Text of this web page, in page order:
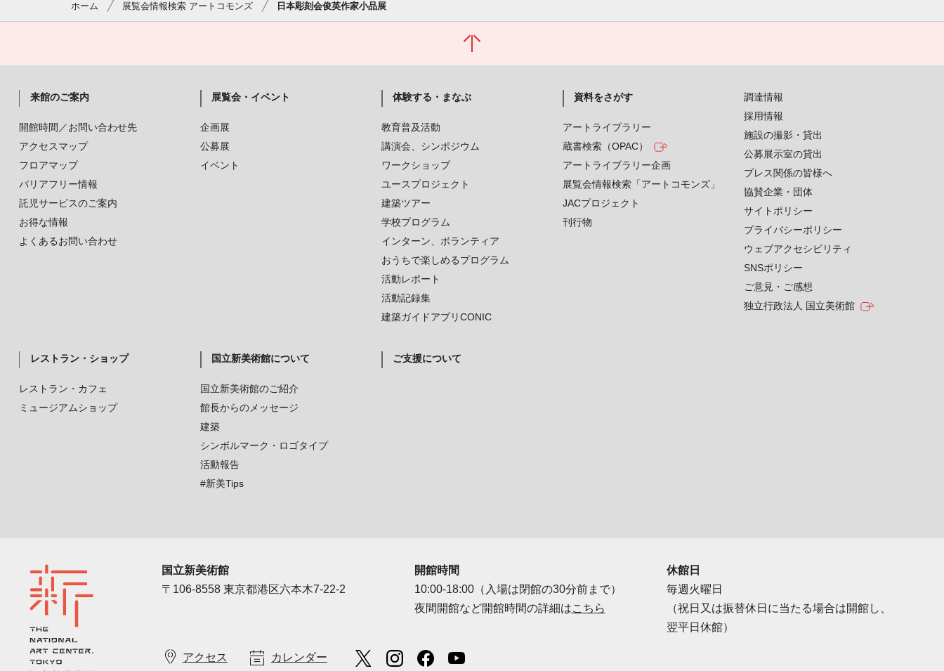
ホーム 展覧会情報検索 アートコモンズ 日本彫刻会俊英作家小品展
来館のご案内
開館時間／お問い合わせ先
アクセスマップ
フロアマップ
バリアフリー情報
託児サービスのご案内
お得な情報
よくあるお問い合わせ
展覧会・イベント
企画展
公募展
イベント
体験する・まなぶ
教育普及活動
講演会、シンポジウム
ワークショップ
ユースプロジェクト
建築ツアー
学校プログラム
インターン、ボランティア
おうちで楽しめるプログラム
活動レポート
活動記録集
建築ガイドアプリCONIC
資料をさがす
アートライブラリー
蔵書検索（OPAC）
アートライブラリー企画
展覧会情報検索「アートコモンズ」
JACプロジェクト
刊行物
レストラン・ショップ
レストラン・カフェ
ミュージアムショップ
国立新美術館について
国立新美術館のご紹介
館長からのメッセージ
建築
シンボルマーク・ロゴタイプ
活動報告
#新美Tips
ご支援について
調達情報
採用情報
施設の撮影・貸出
公募展示室の貸出
プレス関係の皆様へ
協賛企業・団体
サイトポリシー
プライバシーポリシー
ウェブアクセシビリティ
SNSポリシー
ご意見・ご感想
独立行政法人 国立美術館
国立新美術館
〒106-8558 東京都港区六本木7-22-2
開館時間
10:00-18:00（入場は閉館の30分前まで）
夜間開館など開館時間の詳細はこちら
休館日
毎週火曜日
（祝日又は振替休日に当たる場合は開館し、
翌平日休館）
アクセス カレンダー